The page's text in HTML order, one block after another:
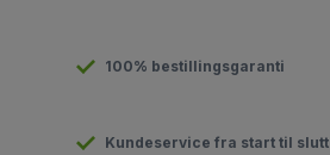
100% bestillingsgaranti
Kundeservice fra start til slutt